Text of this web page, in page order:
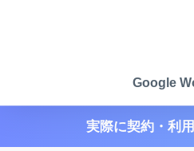
Google
実際に契約・利